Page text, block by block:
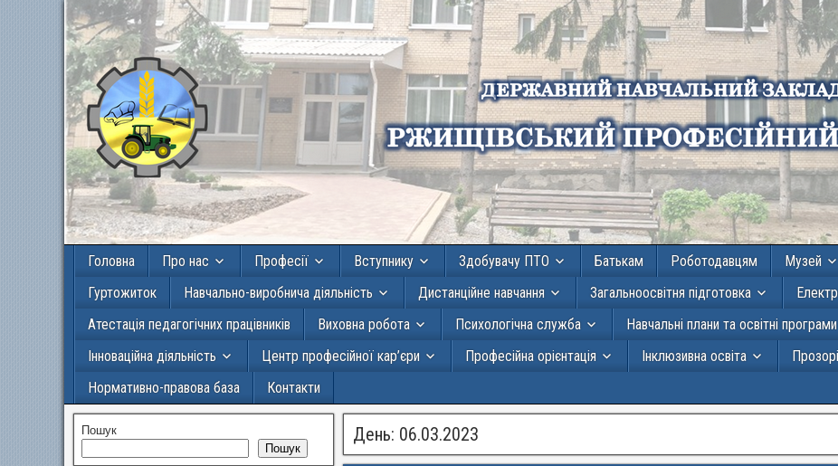
Головна Про нас Професії Вступнику Здобувачу ПТО Батькам Роботодавцям Музей
Гуртожиток
Навчально-виробнича діяльність Дистанційне навчання Загальноосвітня підготовка
Атестація педагогічних працівників
Виховна робота Психологічна служба Навчальні плани та освітні програми
Інноваційна діяльність
Центр професійної кар’єри Професійна орієнтація Інклюзивна освіта
Нормативно-правова база
Контакти
День: 06.03.2023
Пошук
Пошук